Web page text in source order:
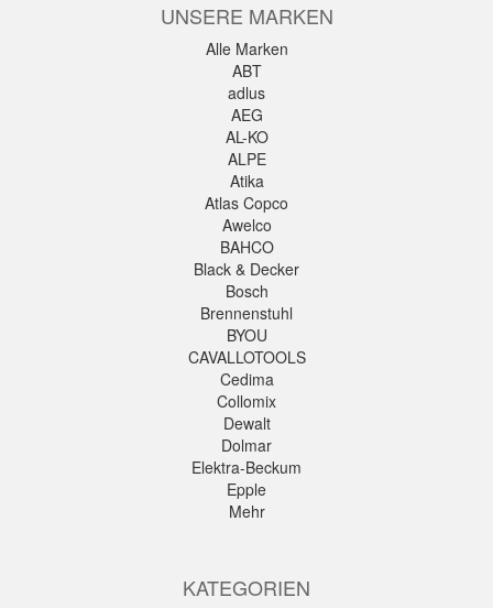
UNSERE MARKEN
Alle Marken
ABT
adlus
AEG
AL-KO
ALPE
Atika
Atlas Copco
Awelco
BAHCO
Black & Decker
Bosch
Brennenstuhl
BYOU
CAVALLOTOOLS
Cedima
Collomix
Dewalt
Dolmar
Elektra-Beckum
Epple
Mehr
KATEGORIEN